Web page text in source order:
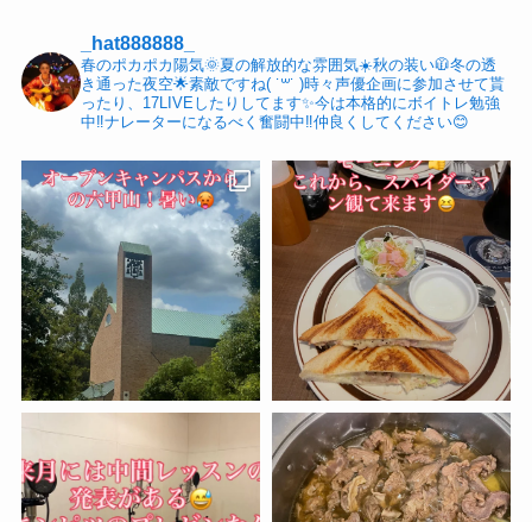
_hat888888_
春のポカポカ陽気🌞夏の解放的な雰囲気☀️秋の装い🧥冬の透
き通った夜空🌟素敵ですね( ˙꒳​˙ )時々声優企画に参加させて貰
ったり、17LIVEしたりしてます✨今は本格的にボイトレ勉強
中‼️ナレーターになるべく奮闘中‼️仲良くしてください😊